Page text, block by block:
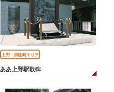
上野・御徒町エリア
ああ上野駅歌碑